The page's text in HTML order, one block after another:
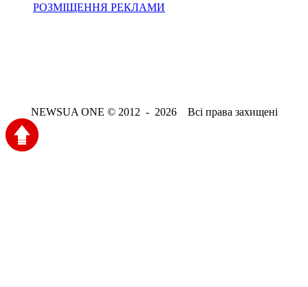
РОЗМІЩЕННЯ РЕКЛАМИ
NEWSUA ONE © 2012 - 2026 Всі права захищені